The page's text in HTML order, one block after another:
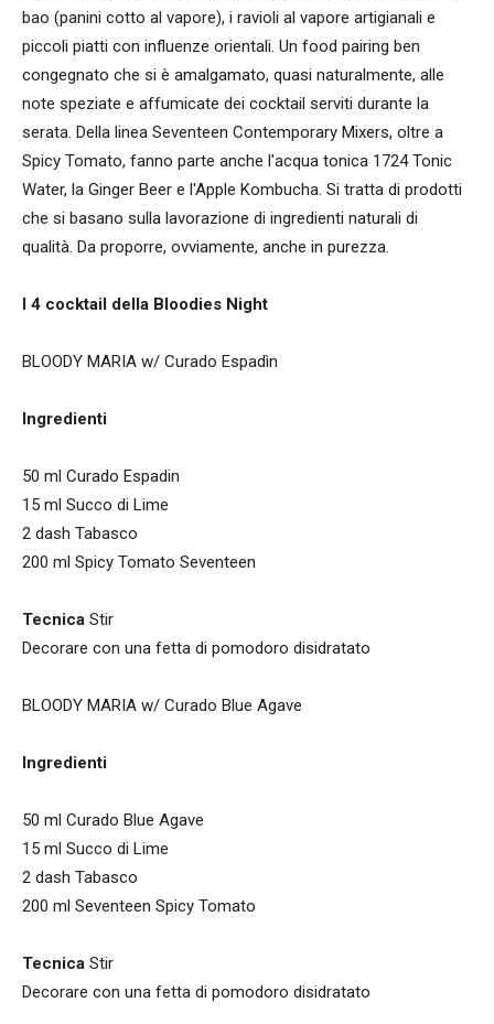
bao (panini cotto al vapore), i ravioli al vapore artigianali e
piccoli piatti con influenze orientali. Un food pairing ben
congegnato che si è amalgamato, quasi naturalmente, alle
note speziate e affumicate dei cocktail serviti durante la
serata. Della linea Seventeen Contemporary Mixers, oltre a
Spicy Tomato, fanno parte anche l'acqua tonica 1724 Tonic
Water, la Ginger Beer e l'Apple Kombucha. Si tratta di prodotti
che si basano sulla lavorazione di ingredienti naturali di
qualità. Da proporre, ovviamente, anche in purezza.
I 4 cocktail della Bloodies Night
BLOODY MARIA w/ Curado Espadìn
Ingredienti
50 ml Curado Espadin
15 ml Succo di Lime
2 dash Tabasco
200 ml Spicy Tomato Seventeen
Tecnica Stir
Decorare con una fetta di pomodoro disidratato
BLOODY MARIA w/ Curado Blue Agave
Ingredienti
50 ml Curado Blue Agave
15 ml Succo di Lime
2 dash Tabasco
200 ml Seventeen Spicy Tomato
Tecnica Stir
Decorare con una fetta di pomodoro disidratato